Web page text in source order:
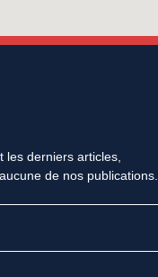
les derniers articles,
de nos publications.